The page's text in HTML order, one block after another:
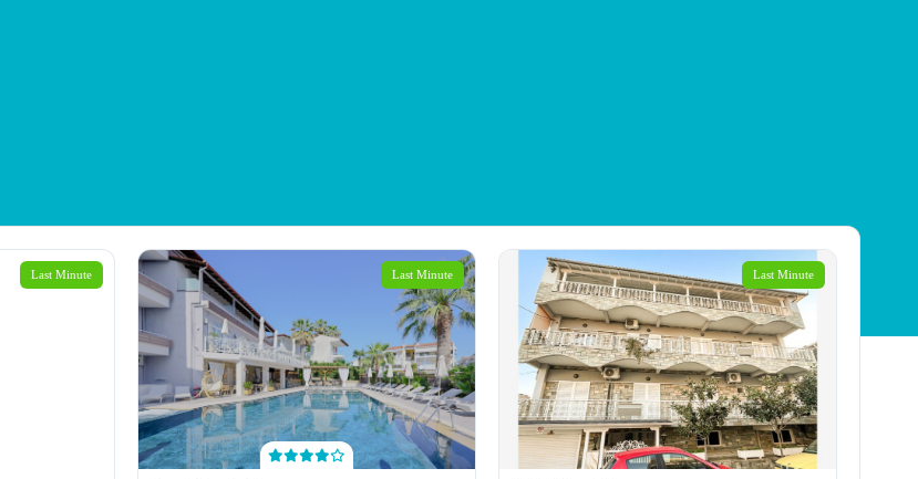
Last Minute Last Minute Last Minute